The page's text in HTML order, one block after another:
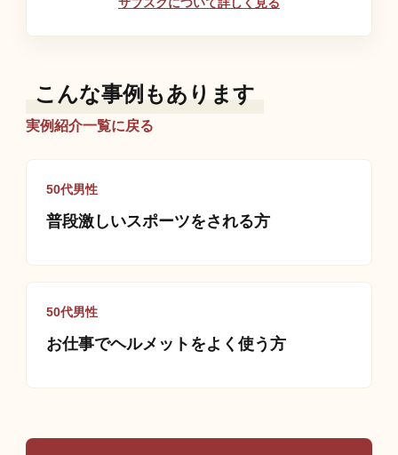
サブスクについて詳しく見る
こんな事例もあります
実例紹介一覧に戻る
50代男性
普段激しいスポーツをされる方
50代男性
お仕事でヘルメットをよく使う方